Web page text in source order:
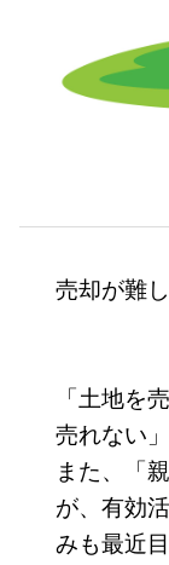
売却が難
「土地を
売れない
また、「
が、有効
みも最近